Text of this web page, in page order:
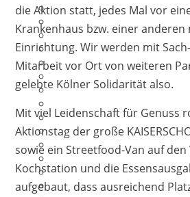
die Aktion statt, jedes Mal vor
Krankenhaus bzw. einer anderen
Einrichtung. Wir werden mit
Mitarbeit vor Ort von weiteren
gelebte Kölner Solidarität also.
Mit viel Leidenschaft für Genuss
Aktionstag der große
sowie ein Streetfood-Van auf den
Kochstation und die
aufgebaut, dass ausreichend